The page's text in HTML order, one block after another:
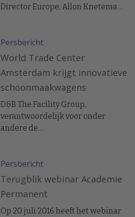
Director Europe, Allon Knetemann
bespreken op welke fronten wij
elkaar verder kunnen versterken.
Persbericht
World Trade Center
Amsterdam krijgt innovatieve
schoonmaakwagens
D&B The Facility Group,
verantwoordelijk voor onder
andere de
gloednieuwe schoonmaakwagens
aangeschaft ten behoeve van haar
opdrachtgever.
Persbericht
Terugblik webinar Academie
Permanent
Op 20 juli 2016 heeft het webinar